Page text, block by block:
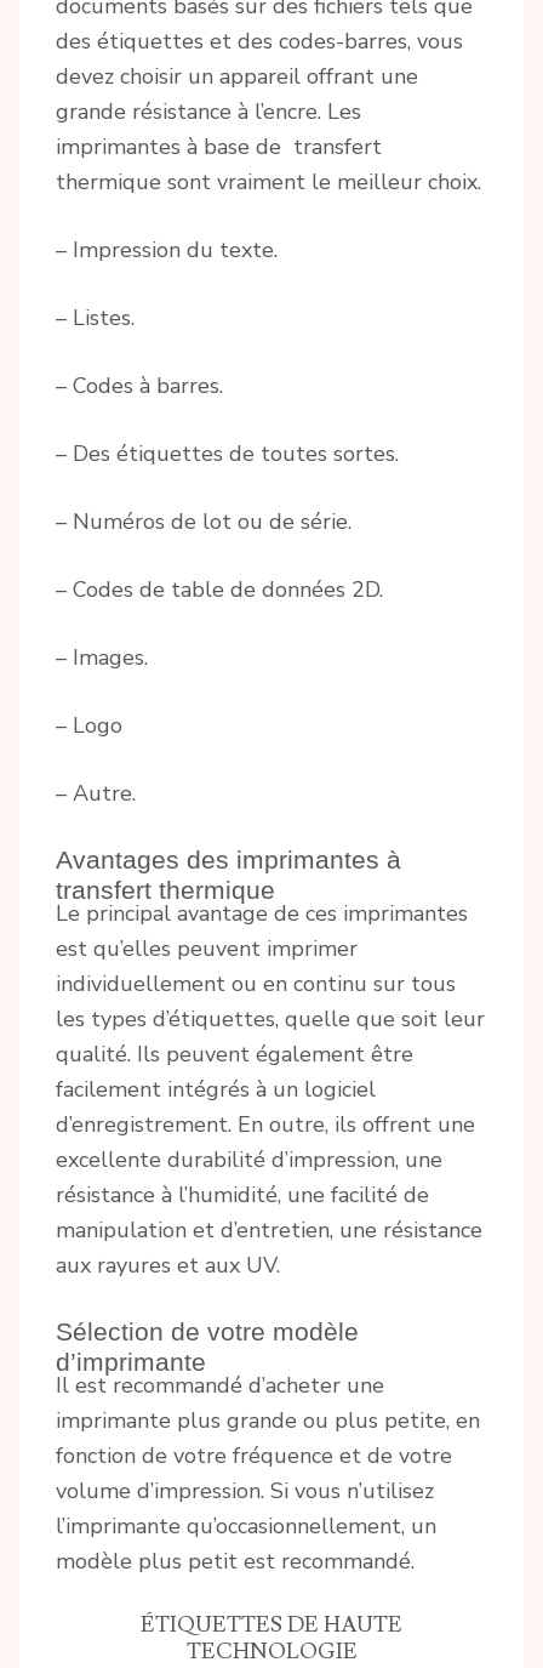
documents basés sur des fichiers tels que
des étiquettes et des codes-barres, vous
devez choisir un appareil offrant une
grande résistance à l’encre. Les
imprimantes à base de transfert
thermique sont vraiment le meilleur choix.
– Impression du texte.
– Listes.
– Codes à barres.
– Des étiquettes de toutes sortes.
– Numéros de lot ou de série.
– Codes de table de données 2D.
– Images.
– Logo
– Autre.
Avantages des imprimantes à
transfert thermique
Le principal avantage de ces imprimantes
est qu’elles peuvent imprimer
individuellement ou en continu sur tous
les types d’étiquettes, quelle que soit leur
qualité. Ils peuvent également être
facilement intégrés à un logiciel
d’enregistrement. En outre, ils offrent une
excellente durabilité d’impression, une
résistance à l’humidité, une facilité de
manipulation et d’entretien, une résistance
aux rayures et aux UV.
Sélection de votre modèle
d’imprimante
Il est recommandé d’acheter une
imprimante plus grande ou plus petite, en
fonction de votre fréquence et de votre
volume d’impression. Si vous n’utilisez
l’imprimante qu’occasionnellement, un
modèle plus petit est recommandé.
ÉTIQUETTES DE HAUTE
TECHNOLOGIE